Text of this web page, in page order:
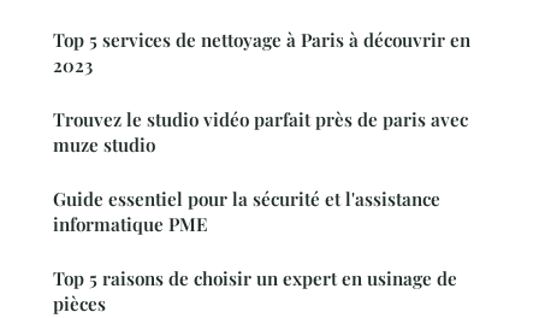
Top 5 services de nettoyage à Paris à découvrir en
2023
Trouvez le studio vidéo parfait près de paris avec
muze studio
Guide essentiel pour la sécurité et l'assistance
informatique PME
Top 5 raisons de choisir un expert en usinage de
pièces